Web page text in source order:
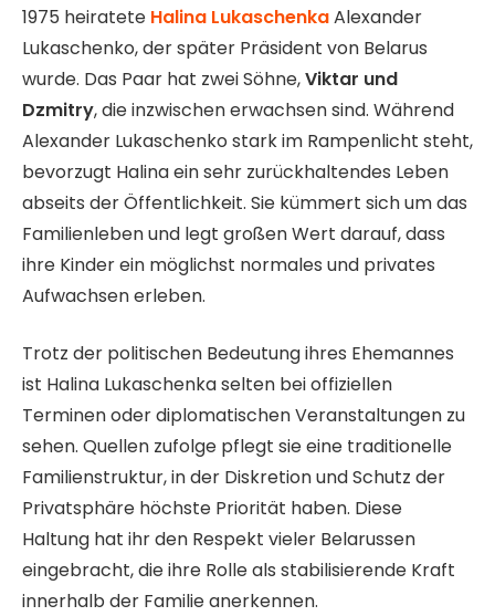
1975 heiratete Halina LukaschenkaAlexander
Lukaschenko, der später Präsident von Belarus
wurde. Das Paar hat zwei Söhne,Viktar und
Dzmitry, die inzwischen erwachsen sind. Während
Alexander Lukaschenko stark im Rampenlicht steht,
bevorzugt Halina ein sehr zurückhaltendes Leben
abseits der Öffentlichkeit. Sie kümmert sich um das
Familienleben und legt großen Wert darauf, dass
ihre Kinder ein möglichst normales und privates
Aufwachsen erleben.
Trotz der politischen Bedeutung ihres Ehemannes
ist Halina Lukaschenka selten bei offiziellen
Terminen oder diplomatischen Veranstaltungen zu
sehen. Quellen zufolge pflegt sie eine traditionelle
Familienstruktur, in der Diskretion und Schutz der
Privatsphäre höchste Priorität haben. Diese
Haltung hat ihr den Respekt vieler Belarussen
eingebracht, die ihre Rolle als stabilisierende Kraft
innerhalb der Familie anerkennen.